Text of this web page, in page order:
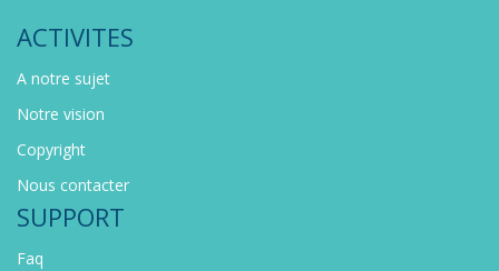
ACTIVITES
A notre sujet
Notre vision
Copyright
Nous contacter
SUPPORT
Faq